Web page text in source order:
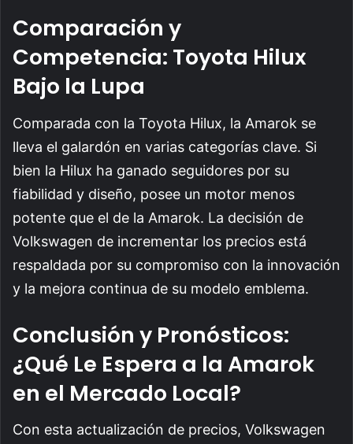
Comparación y
Competencia: Toyota Hilux
Bajo la Lupa
Comparada con la Toyota Hilux, la Amarok se
lleva el galardón en varias categorías clave. Si
bien la Hilux ha ganado seguidores por su
fiabilidad y diseño, posee un motor menos
potente que el de la Amarok. La decisión de
Volkswagen de incrementar los precios está
respaldada por su compromiso con la innovación
y la mejora continua de su modelo emblema.
Conclusión y Pronósticos:
¿Qué Le Espera a la Amarok
en el Mercado Local?
Con esta actualización de precios, Volkswagen